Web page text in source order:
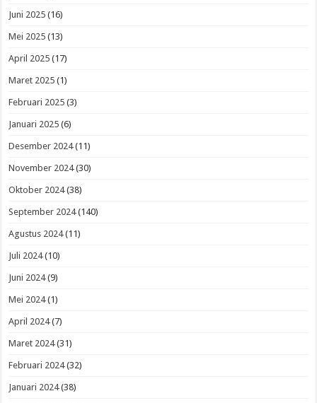
Juni 2025 (16)
Mei 2025 (13)
April 2025 (17)
Maret 2025 (1)
Februari 2025 (3)
Januari 2025 (6)
Desember 2024(11)
November 2024(30)
Oktober 2024(38)
September 2024(140)
Agustus 2024(11)
Juli 2024(10)
Juni 2024(9)
Mei 2024(1)
April 2024(7)
Maret 2024(31)
Februari 2024(32)
Januari 2024(38)